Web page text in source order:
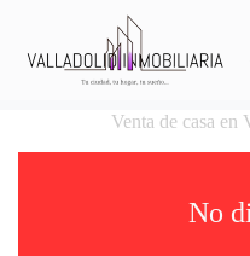
Venta de casa en
No